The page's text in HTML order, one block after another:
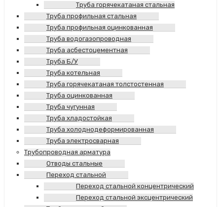
Труба горячекатаная стальная
Труба профильная стальная
Труба профильная оцинкованная
Труба водогазопроводная
Труба асбестоцементная
Труба Б/У
Труба котельная
Труба горячекатаная толстостенная
Труба оцинкованная
Труба чугунная
Труба хладостойкая
Труба холоднодеформированная
Труба электросварная
Трубопроводная арматура
Отводы стальные
Переход стальной
Переход стальной концентрический
Переход стальной эксцентрический